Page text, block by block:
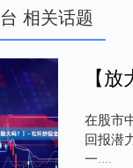
相关话题
【
在股市
回报潜
一....